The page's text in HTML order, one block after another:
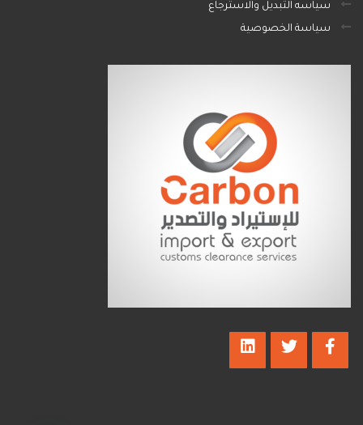
سياسه التبديل والاسترجاع
سياسة الخصوصية